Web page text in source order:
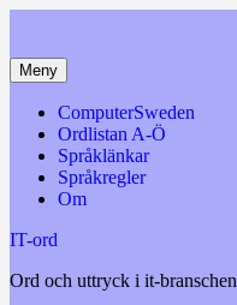
innehåll
Meny
ComputerSweden
Ordlistan A-Ö
Språklänkar
Språkregler
Om
IT-ord
Ord och uttryck i it-branschen